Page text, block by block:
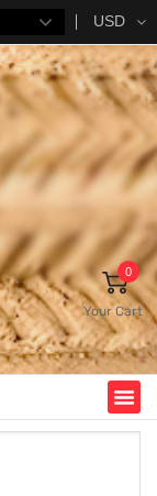
USD
0
Your Cart